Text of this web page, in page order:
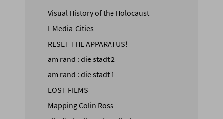
Visual History of the Holocaust
I-Media-Cities
RESET THE APPARATUS!
am rand : die stadt 2
am rand : die stadt 1
LOST FILMS
Mapping Colin Ross